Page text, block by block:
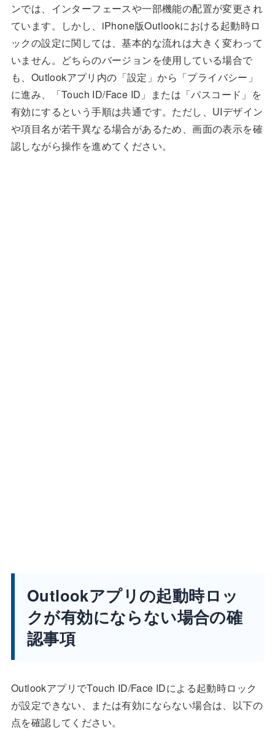
ンでは、インターフェースや一部機能の配置が変更され
ています。しかし、iPhone版Outlookにおける起動時ロ
ックの設定に関しては、基本的な流れは大きく変わって
いません。どちらのバージョンを使用している場合で
も、Outlookアプリ内の「設定」から「プライバシー」
に進み、「Touch ID/Face ID」または「パスコード」を
有効にするという手順は共通です。ただし、UIデザイン
や項目名が若干異なる場合があるため、画面の表示を確
認しながら操作を進めてください。
Outlookアプリの起動時ロッ
クが有効にならない場合の確
認事項
OutlookアプリでTouch ID/Face IDによる起動時ロック
が設定できない、または有効にならない場合は、以下の
点を確認してください。